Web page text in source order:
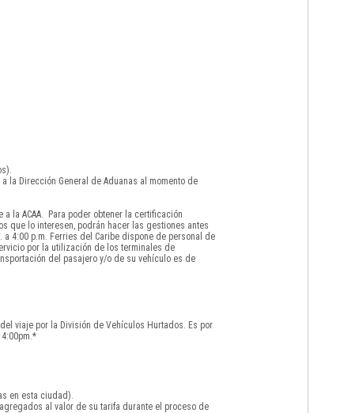
la Dirección General de Aduanas al momento de
la ACAA. Para poder obtener la certificación
que lo interesen, podrán hacer las gestiones antes
4:00 p.m. Ferries del Caribe dispone de personal de
por la utilización de los terminales de
del pasajero y/o de su vehículo es de
viaje por la División de Vehículos Hurtados. Es por
en esta ciudad).
al valor de su tarifa durante el proceso de